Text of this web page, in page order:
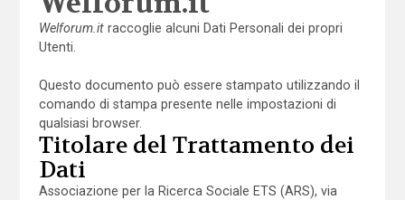
Welforum.itraccoglie alcuni Dati Personali dei propri
Utenti.
Questo documento può essere stampato utilizzando il
comando di stampa presente nelle impostazioni di
qualsiasi browser.
Titolare del Trattamento dei
Dati
Associazione per la Ricerca Sociale ETS (ARS), via